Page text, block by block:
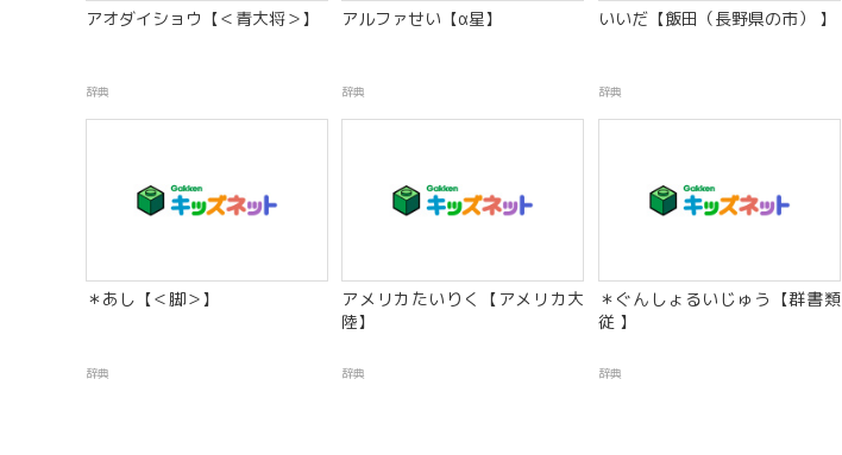
アオダイショウ【＜青大将＞】
辞典
アルファせい【α星】
辞典
いいだ【飯田（長野県の市） 】
辞典
＊あし【＜脚＞】
辞典
アメリカたいりく【アメリカ大
陸】
辞典
＊ぐんしょるいじゅう【群書類
従 】
辞典